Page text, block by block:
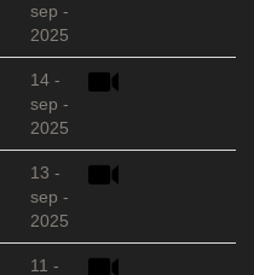
sep -
2025
14 -
sep -
2025
13 -
sep -
2025
11 -